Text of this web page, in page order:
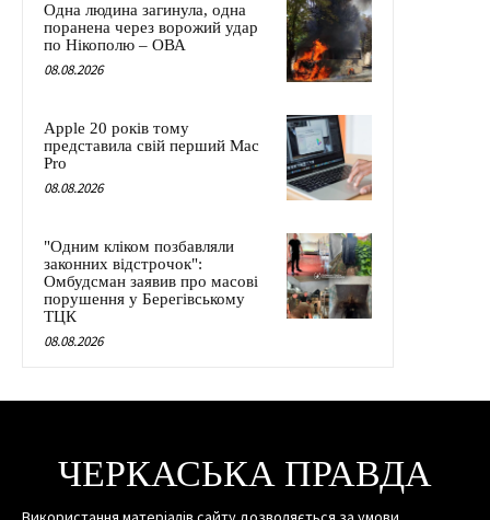
Одна людина загинула, одна
поранена через ворожий удар
по Нікополю – ОВА
08.08.2026
Apple 20 років тому
представила свій перший Mac
Pro
08.08.2026
"Одним кліком позбавляли
законних відстрочок":
Омбудсман заявив про масові
порушення у Берегівському
ТЦК
08.08.2026
ЧЕРКАСЬКА ПРАВДА